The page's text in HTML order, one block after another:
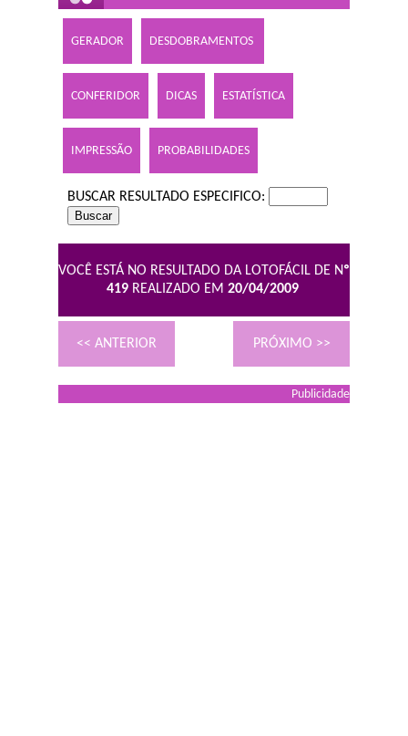
GERADOR DESDOBRAMENTOS
CONFERIDOR DICAS ESTATÍSTICA
IMPRESSÃO PROBABILIDADES
BUSCAR RESULTADO ESPECIFICO:
VOCÊ ESTÁ NO RESULTADO DA LOTOFÁCIL DE Nº
419 REALIZADO EM 20/04/2009
<< ANTERIOR PRÓXIMO >>
Publicidade